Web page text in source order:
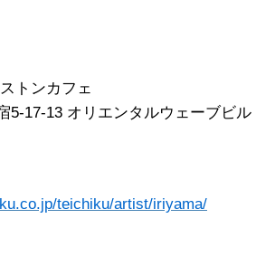
トンカフェ
5-17-13 オリエンタルウェーブビル
teichiku/artist/iriyama/